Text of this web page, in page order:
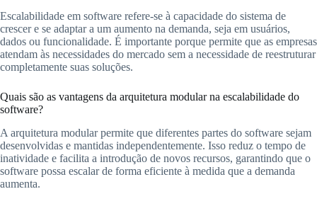
Escalabilidade em software refere-se à capacidade do sistema de
crescer e se adaptar a um aumento na demanda, seja em usuários,
dados ou funcionalidade. É importante porque permite que as empresas
atendam às necessidades do mercado sem a necessidade de reestruturar
completamente suas soluções.
Quais são as vantagens da arquitetura modular na escalabilidade do
software?
A arquitetura modular permite que diferentes partes do software sejam
desenvolvidas e mantidas independentemente. Isso reduz o tempo de
inatividade e facilita a introdução de novos recursos, garantindo que o
software possa escalar de forma eficiente à medida que a demanda
aumenta.